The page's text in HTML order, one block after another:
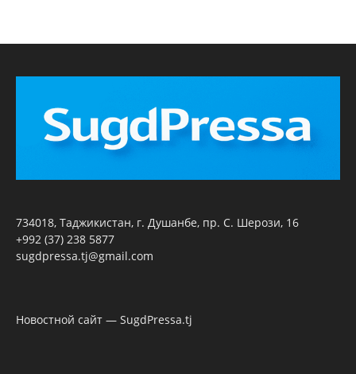
734018, Таджикистан, г. Душанбе, пр. С. Шерози, 16
+992 (37) 238 5877
sugdpressa.tj@gmail.com
Новостной сайт — SugdPressa.tj